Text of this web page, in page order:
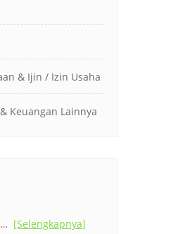
& Ijin / Izin Usaha
Keuangan Lainnya
[Selengkapnya]